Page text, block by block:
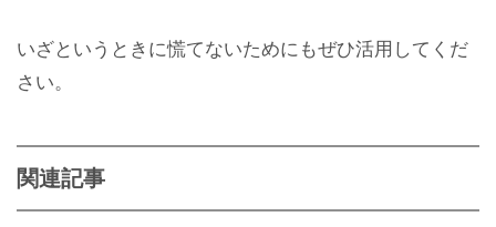
いざというときに慌てないためにもぜひ活用してくだ
さい。
関連記事